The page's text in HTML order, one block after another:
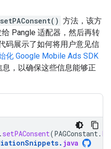
方法，该方
Pangle 适配器，然后再转
码展示了如何将用户意见信
化 Google Mobile Ads SDK
，以确保这些信息能够正
. setPAConsent(PAGConstant.
. java